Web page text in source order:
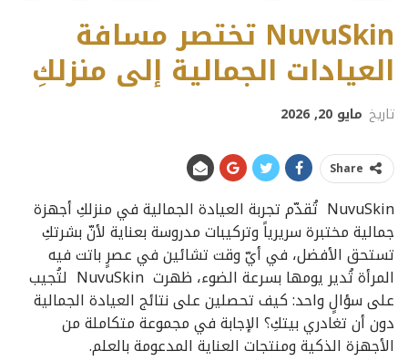
NuvuSkin تختصر مسافة
العيادات الجمالية إلى منزلكِ
تاريخ مايو 20, 2026
Share
NuvuSkin تُقدّم تجربة العيادة الجمالية في منزلكِ أجهزة
جمالية مختبرة سريرياً وتركيبات مدروسة بعناية لأنّ بشرتكِ
تستحق الأفضل، في أيّ وقت تشائين في عصرٍ باتت فيه
المرأة تُدير يومها بسرعة الضوء، ظهرت NuvuSkin لتُجيب
على سؤالٍ واحد: كيف تحصلين على نتائج العيادة الجمالية
دون أن تغادري بيتكِ؟ الإجابة في مجموعة متكاملة من
الأجهزة الذكية ومنتجات العناية المدعومة بالعلم.